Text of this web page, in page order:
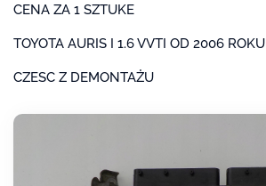
CENA ZA 1 SZTUKE
TOYOTA AURIS I 1.6 VVTI OD 2006 ROKU
CZESC Z DEMONTAŻU